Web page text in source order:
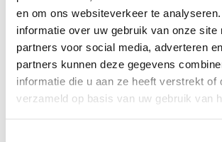
en om ons websiteverkeer te
informatie over uw gebruik van onze site
partners voor social media, adverteren
partners kunnen deze gegevens
informatie die u aan ze heeft verstrekt of
verzameld op basis van uw gebruik van